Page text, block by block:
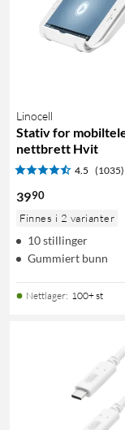
Linocell
Stativ for
nettbrett Hvit
4.5 (1035)
3990
Finnes i 2 varianter
10 stillinger
Gummiert bunn
Nettlager: 100+ st